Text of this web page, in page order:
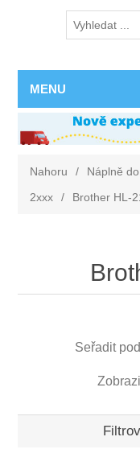
MENU
Nahoru / Náplně
2xxx
/ Brother HL-
Seřadit